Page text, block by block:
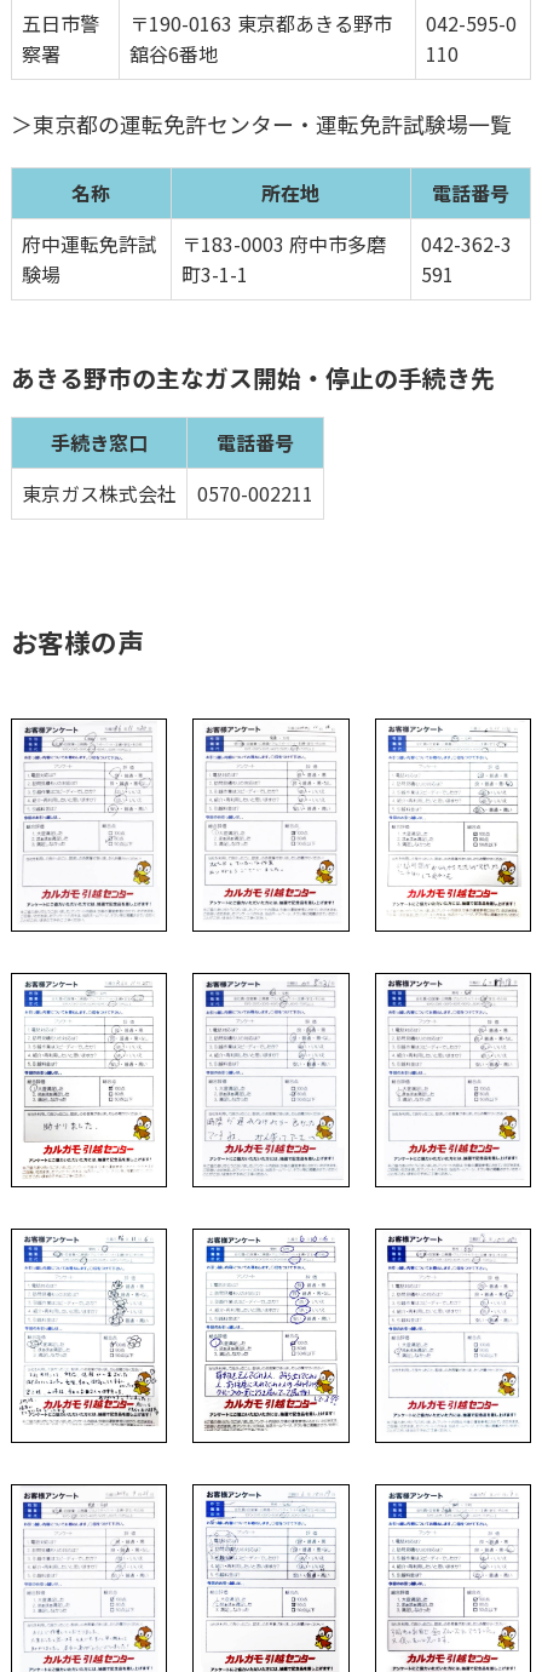
五日市警
察署
〒190-0163 東京都あきる野市
舘谷6番地
042-595-0
110
＞東京都の運転免許センター・運転免許試験場一覧
名称 所在地
電話番号
府中運転免許試
験場
〒183-0003 府中市多磨
町3-1-1
042-362-3
591
あきる野市の主なガス開始・停止の手続き先
手続き窓口
電話番号
東京ガス株式会社
0570-002211
お客様の声